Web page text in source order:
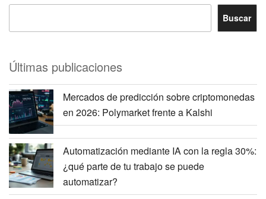
Buscar
Últimas publicaciones
Mercados de predicción sobre criptomonedas
en 2026: Polymarket frente a Kalshi
Automatización mediante IA con la regla 30%:
¿qué parte de tu trabajo se puede
automatizar?